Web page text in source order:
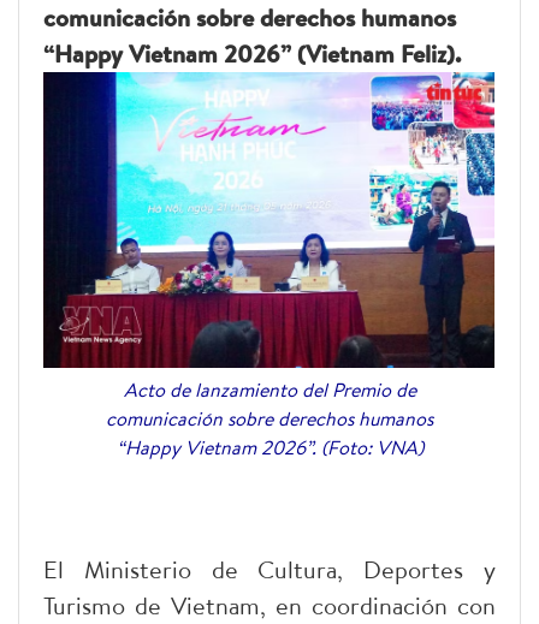
comunicación sobre derechos humanos
“Happy Vietnam 2026” (Vietnam Feliz).
Acto de lanzamiento del Premio de
comunicación sobre derechos humanos
“Happy Vietnam 2026”. (Foto: VNA)
El Ministerio de Cultura, Deportes y
Turismo de Vietnam, en coordinación con